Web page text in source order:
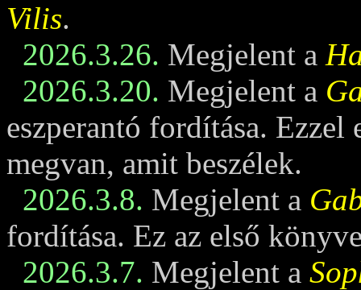
Vilis.
2026.3.26. Megjelent a
2026.3.20. Megjelent a
eszperantó fordítása. Ezzel
megvan, amit beszélek.
2026.3.8. Megjelent a
fordítása. Ez az első
2026.3.7. Megjelent a